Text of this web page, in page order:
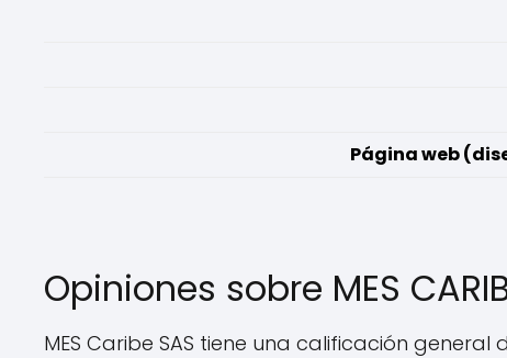
Página web
Opiniones sobre MES
MES Caribe SAS tiene una calificación